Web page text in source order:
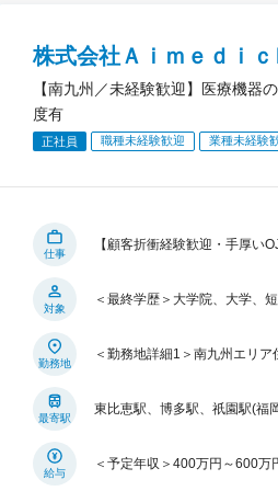
株式会社Ａｉｍｅｄｉｃ
【南九州／未経験歓迎】医療機
度有
正社員 職種未経験歓迎 業種未経験
仕事
【顧客折衝経験歓迎・手厚い
対象
＜最終学歴＞大学院、大学、
勤務地
＜勤務地詳細1＞南九州エリ
最寄駅
東比恵駅、博多駅、祇園駅(福
給与
＜予定年収＞400万円～600